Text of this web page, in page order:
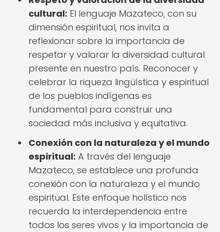
cultural: El lenguaje Mazateco, con su
dimensión espiritual, nos invita a
reflexionar sobre la importancia de
respetar y valorar la diversidad cultural
presente en nuestro país. Reconocer y
celebrar la riqueza lingüística y espiritual
de los pueblos indígenas es
fundamental para construir una
sociedad más inclusiva y equitativa.
Conexión con la naturaleza y el mundo
espiritual: A través del lenguaje
Mazateco, se establece una profunda
conexión con la naturaleza y el mundo
espiritual. Este enfoque holístico nos
recuerda la interdependencia entre
todos los seres vivos y la importancia de